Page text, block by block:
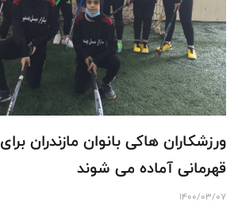
ورزشکاران هاکی بانوان مازندران
قهرمانی آماده می شوند
1400/03/07